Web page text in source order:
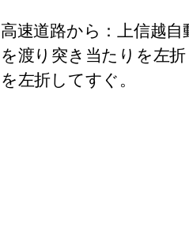
高速道路から：上信越
を渡り突き当たりを左
を左折してすぐ。